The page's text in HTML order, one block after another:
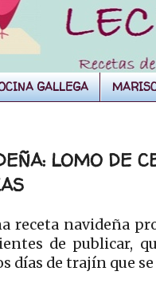
GALLEGA
LOMO DE
receta navideña
de publicar,
días de trajín que